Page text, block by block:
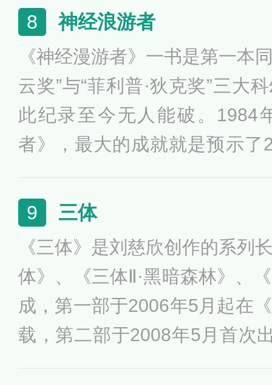
法国宇宙奖，并入围阿瑟·克
科幻纪事奖，被轨迹杂志票选
小说，1997年和2006年两次
幻作品榜”。
8 神经浪游者
《神经漫游者》一书是第一本
云奖”与“菲利普·狄克奖”三大
此纪录至今无人能破。1984
者》，最大的成就就是预示了
间”（cyberspace，也译网络
了“赛博朋克”文化——用一种
察世界，但是却轻视用常规的
股浪潮从此日渐汹涌，大肆冲
9 三体
《三体》是刘慈欣创作的系列
体》、《三体Ⅱ·黑暗森林》、
成，第一部于2006年5月起在
载，第二部于2008年5月首次